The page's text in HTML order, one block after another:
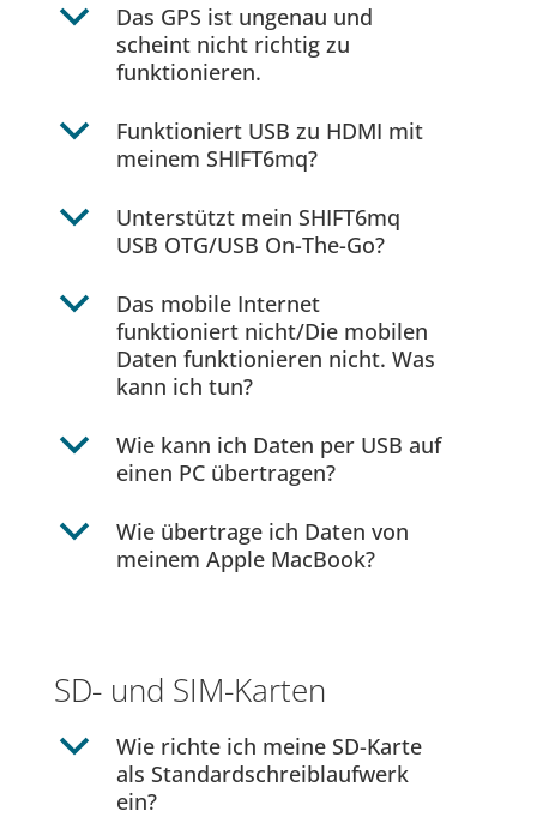
b
Das GPS ist ungenau und
scheint nicht richtig zu
funktionieren.
b
Funktioniert USB zu HDMI mit
meinem SHIFT6mq?
b
Unterstützt mein SHIFT6mq
USB OTG/USB On-The-Go?
b
Das mobile Internet
funktioniert nicht/Die mobilen
Daten funktionieren nicht. Was
kann ich tun?
b
Wie kann ich Daten per USB auf
einen PC übertragen?
b
Wie übertrage ich Daten von
meinem Apple MacBook?
SD- und SIM-Karten
b
Wie richte ich meine SD-Karte
als Standardschreiblaufwerk
ein?